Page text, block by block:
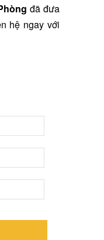
đã đưa
hệ ngay với